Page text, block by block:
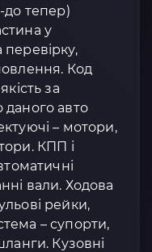
до тепер)
у
Код
за
авто
– мотори,
КПП і
вали. Ходова
рейки,
– супорти,
Кузовні